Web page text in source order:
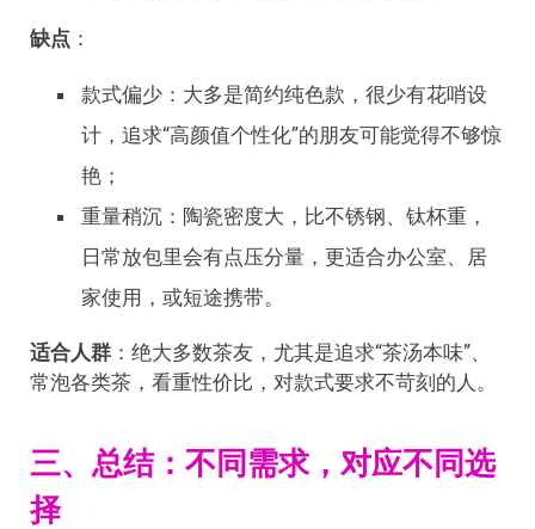
缺点 ：
款式偏少：大多是简约纯色款，很少有花哨设
计，追求“高颜值个性化”的朋友可能觉得不够惊
艳；
重量稍沉：陶瓷密度大，比不锈钢、钛杯重，
日常放包里会有点压分量，更适合办公室、居
家使用，或短途携带。
适合人群 ：绝大多数茶友，尤其是追求“茶汤本味”、
常泡各类茶，看重性价比，对款式要求不苛刻的人。
三、总结：不同需求，对应不同选
择